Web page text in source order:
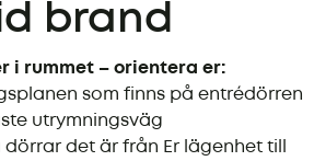
brand
i rummet – orientera er:
som finns på entrédörren
utrymningsväg
dörrar det är från Er lägenhet till